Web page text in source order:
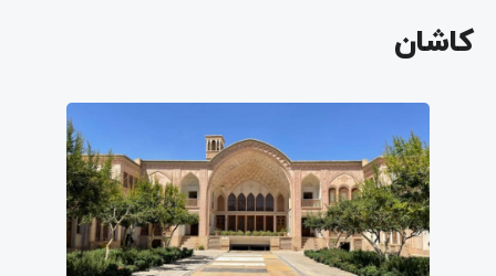
کاشان